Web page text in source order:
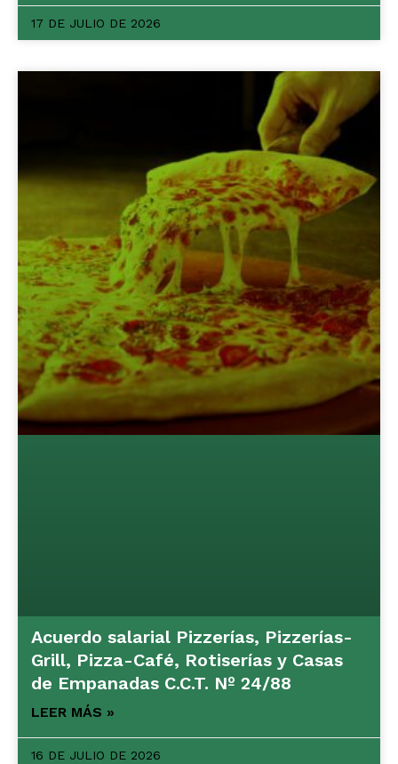
17 DE JULIO DE 2026
Acuerdo salarial Pizzerías, Pizzerías-
Grill, Pizza-Café, Rotiserías y Casas
de Empanadas C.C.T. Nº 24/88
LEER MÁS »
16 DE JULIO DE 2026